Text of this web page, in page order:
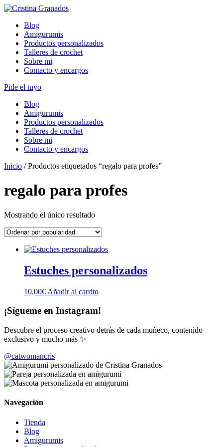
Skip
contentBlog
Amigurumis
Productos personalizados
Talleres de crochet
Sobre mi
Contacto y encargos
Pide el tuyo
Blog
Amigurumis
Productos personalizados
Talleres de crochet
Sobre mi
Contacto y encargos
Inicio / Productos etiquetados “regalo para profes”
regalo para profes
Mostrando el único resultado
Estuches personalizados
10,00€ Añadir al carrito
¡Sígueme en Instagram!
Descubre el proceso creativo detrás de cada muñeco, contenido
exclusivo y mucho más ✨
@catwomancris
Navegación
Tienda
Blog
Amigurumis